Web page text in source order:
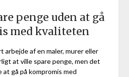
penge uden at gå
med kvaliteten
arbejde af en maler, murer eller
at ville spare penge, men det
gå på kompromis med